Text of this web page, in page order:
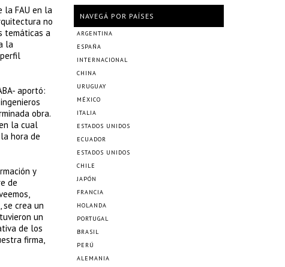
la FAU en la
no
temáticas a
la
aportó:
obra.
la cual
hora de
y
de
se crea un
un
de los
firma,
NAVEGÁ POR PAÍSES
ARGENTINA
ESPAÑA
INTERNACIONAL
CHINA
URUGUAY
MÉXICO
ITALIA
ESTADOS UNIDOS
ECUADOR
ESTADOS UNIDOS
CHILE
JAPÓN
FRANCIA
HOLANDA
PORTUGAL
BRASIL
PERÚ
ALEMANIA